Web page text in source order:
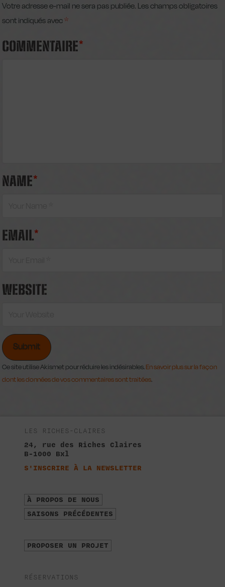
Votre adresse e-mail ne sera pas publiée. Les champs obligatoires
sont indiqués avec*
COMMENTAIRE*
NAME*
EMAIL*
WEBSITE
Ce site utilise Akismet pour réduire les indésirables.En savoir plus sur la façon
dont les données de vos commentaires sont traitées.
LES RICHES-CLAIRES
24, rue des Riches Claires
B-1000 Bxl
S'INSCRIRE À LA NEWSLETTER
À PROPOS DE NOUS
SAISONS PRÉCÉDENTES
PROPOSER UN PROJET
RÉSERVATIONS